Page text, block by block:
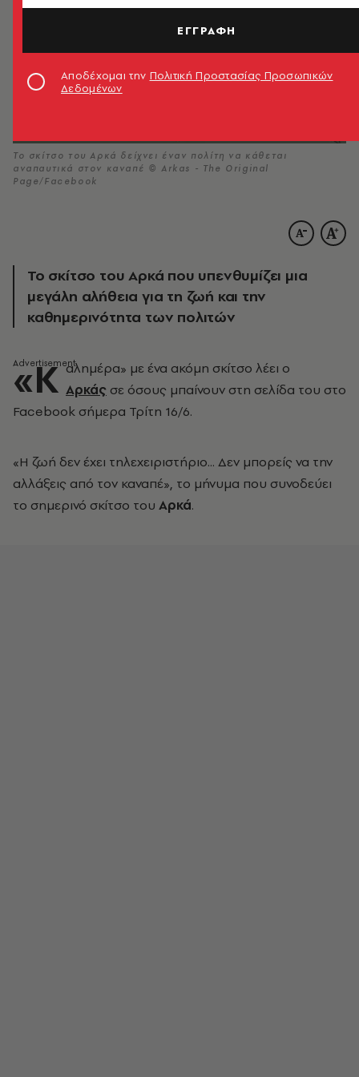
Το σκίτσο του Αρκά δείχνει έναν πολίτη να κάθεται
αναπαυτικά στον καναπέ © Arkas - The Original
Page/Facebook
Το σκίτσο του Αρκά που υπενθυμίζει μια
μεγάλη αλήθεια για τη ζωή και την
καθημερινότητα των πολιτών
«Κ αλημέρα» με ένα ακόμη σκίτσο λέει ο
Αρκάς σε όσους μπαίνουν στη σελίδα του στο
Facebook σήμερα Τρίτη 16/6.
«Η ζωή δεν έχει τηλεχειριστήριο... Δεν μπορείς να την
αλλάξεις από τον καναπέ», το μήνυμα που συνοδεύει
το σημερινό σκίτσο του Αρκά.
ΕΓΓΡΑΦΗ
Αποδέχομαι την Πολιτική Προστασίας Προσωπικών
Δεδομένων